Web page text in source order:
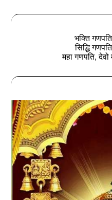
भक्ति
सिद्धि
महा गणपति,